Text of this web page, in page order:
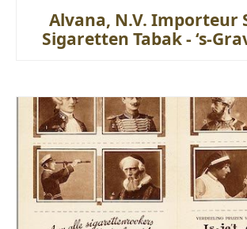
Alvana, N.V. Importeur
Sigaretten Tabak - ‘s-